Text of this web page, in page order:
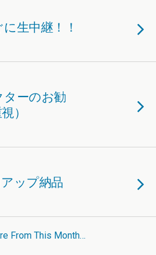
生中継！！
ーのお勧
）
ップ納品
From This Month…